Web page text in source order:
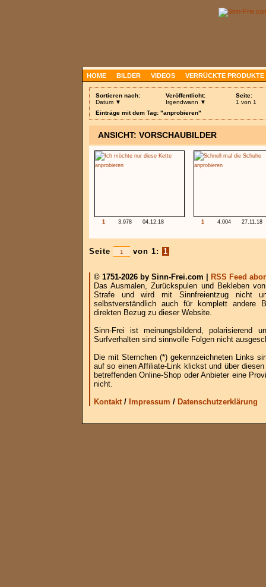
HOME BILDER VIDEOS VERRÜCKTE PRODUKTE
Sortieren nach:
Datum ▼
Veröffentlicht:
Irgendwann ▼
Seite:
1 von 1
Einträge mit dem Tag: "anprobieren"
ANSICHT: VORSCHAUBILDER
1 3.978 04.12.18 1 4.004 27.11.18
Seite von 1: 1
© 1751-2026 by Sinn-Frei.com |
RSS Feed
Das Ausmalen, Zurückspulen und Bekleben
Strafe und wird mit Sinnfreientzug nicht
selbstverständlich auch für komplett andere
direkten Bezug zu dieser Website.
Sinn-Frei ist meinungsbildend, polarisierend
Surfverhalten sind sinnvolle Folgen nicht
Die mit Sternchen (*) gekennzeichneten Links
auf so einen Affiliate-Link klickst und über
betreffenden Online-Shop oder Anbieter eine
nicht.
Kontakt/ Impressum / Datenschutzerklärung